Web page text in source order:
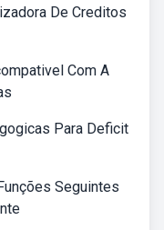
De Creditos
Com A
Para Deficit
Seguintes